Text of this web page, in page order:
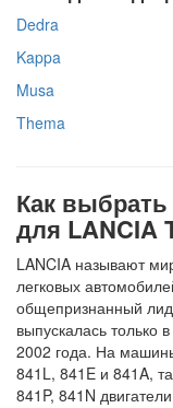
Dedra
Kappa
Musa
Thema
Как
для LANCIA
LANCIA называют
легковых
общепризнанный
выпускалась только
2002 года. На
841L, 841E и 841A,
841P, 841N